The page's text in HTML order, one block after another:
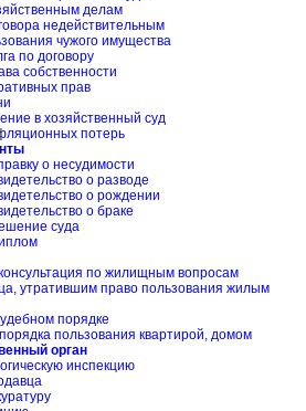
делам
недействительным
чужого имущества
по договору
собственности
прав
в хозяйственный суд
потерь
о несудимости
о разводе
о рождении
о браке
суда
по жилищным вопросам
утратившим право пользования жилым
порядке
пользования квартирой, домом
орган
инспекцию